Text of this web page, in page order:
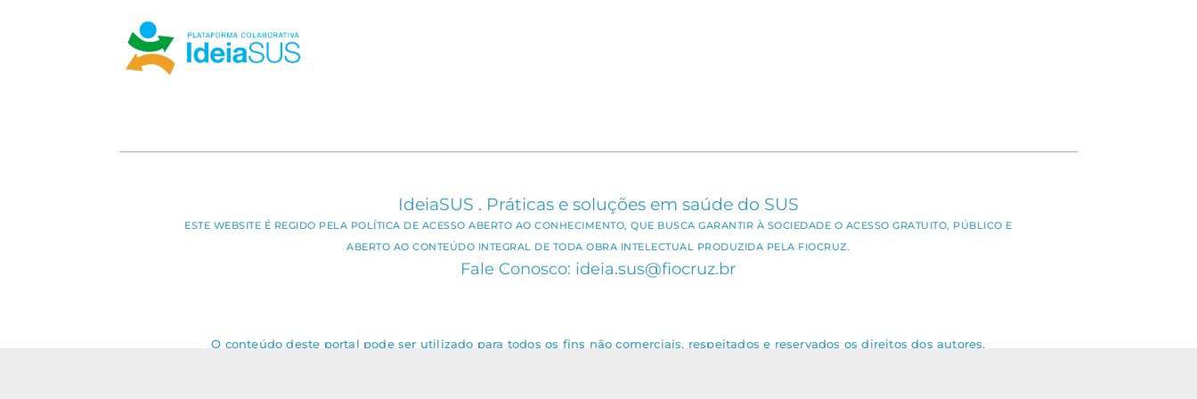
IdeiaSUS . Práticas e soluções em saúde do SUS
ESTE WEBSITE É REGIDO PELA POLÍTICA DE ACESSO ABERTO AO CONHECIMENTO, QUE BUSCA GARANTIR À SOCIEDADE O ACESSO GRATUITO, PÚBLICO E
ABERTO AO CONTEÚDO INTEGRAL DE TODA OBRA INTELECTUAL PRODUZIDA PELA FIOCRUZ.
Fale Conosco: ideia.sus@fiocruz.br
O conteúdo deste portal pode ser utilizado para todos os fins não comerciais, respeitados e reservados os direitos dos autores.